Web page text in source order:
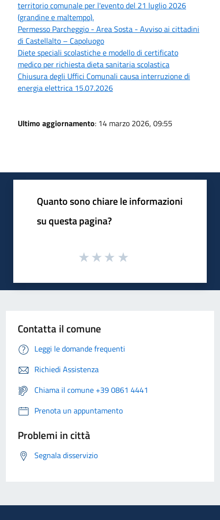
territorio comunale per l'evento del 21 luglio 2026
(grandine e maltempo).
Permesso Parcheggio - Area Sosta - Avviso ai cittadini
di Castellalto – Capoluogo
Diete speciali scolastiche e modello di certificato
medico per richiesta dieta sanitaria scolastica
Chiusura degli Uffici Comunali causa interruzione di
energia elettrica 15.07.2026
Ultimo aggiornamento: 14 marzo 2026, 09:55
Quanto sono chiare le informazioni
su questa pagina?
Contatta il comune
Leggi le domande frequenti
Richiedi Assistenza
Chiama il comune +39 0861 4441
Prenota un appuntamento
Problemi in città
Segnala disservizio